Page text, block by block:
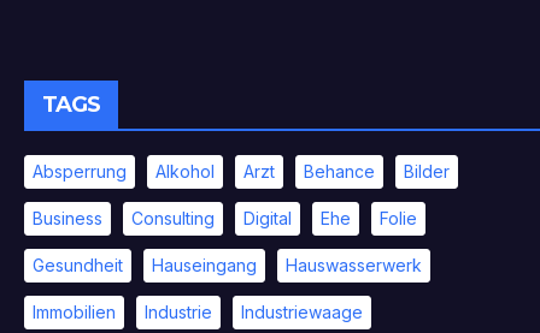
TAGS
Absperrung Alkohol Arzt Behance Bilder
Business Consulting Digital Ehe Folie
Gesundheit Hauseingang Hauswasserwerk
Immobilien Industrie Industriewaage